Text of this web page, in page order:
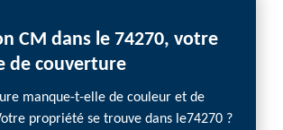
CM dans le 74270, votre
de couverture
manque-t-elle de couleur et de
propriété se trouve dans le74270 ?